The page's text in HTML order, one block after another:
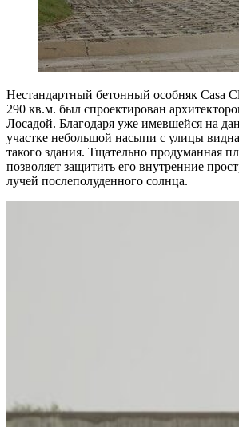
Нестандартный бетонный особняк Casa
290 кв.м. был спроектирован
Лосадой. Благодаря уже имевшейся на
участке небольшой насыпи с улицы
такого здания. Тщательно продуманная
позволяет защитить его внутренние
лучей послеполуденного солнца.